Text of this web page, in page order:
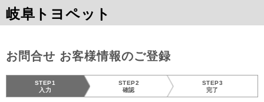
岐阜トヨペット
お問合せ お客様情報のご登録
STEP1
入力
STEP2
確認
STEP3
完了